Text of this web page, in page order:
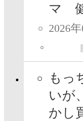
マ 健
2026
もっ
いが
かし